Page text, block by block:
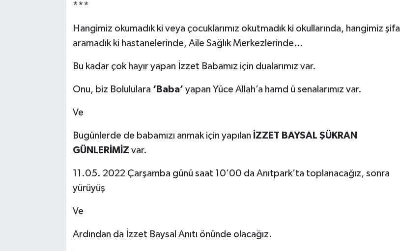
***
Hangimiz okumadık ki veya çocuklarımız okutmadık ki okullarında, hangimiz şifa
aramadık ki hastanelerinde, Aile Sağlık Merkezlerinde…
Bu kadar çok hayır yapan İzzet Babamız için dualarımız var.
Onu, biz Bolululara ‘Baba’ yapan Yüce Allah’a hamd ü senalarımız var.
Ve
Bugünlerde de babamızı anmak için yapılan İZZET BAYSAL ŞÜKRAN
GÜNLERİMİZ var.
11.05. 2022 Çarşamba günü saat 10’00 da Anıtpark’ta toplanacağız, sonra
yürüyüş
Ve
Ardından da İzzet Baysal Anıtı önünde olacağız.